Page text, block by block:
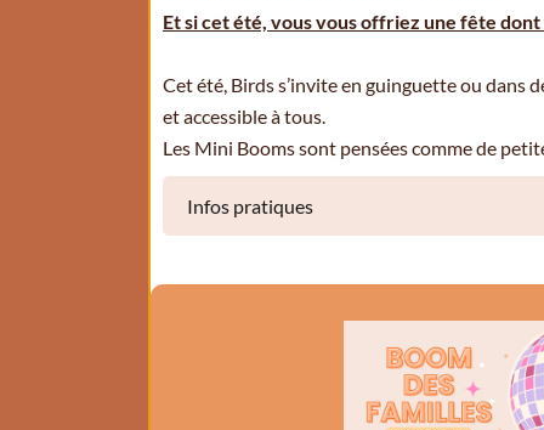
Et si cet été, vous vous offriez une fête
Cet été, Birds s’invite en guinguette ou dans
et accessible à tous.
Les Mini Booms sont pensées comme de
Infos pratiques
Mini Boom des familles (3/8 ans)
Mini Boom des bébés (0/18 mois)
Un moment dansé en portage pour
Si votre bébé a entre 18 mois et 3 ans,